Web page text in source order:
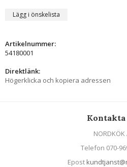
Lägg i önskelista
Artikelnummer:
54180001
Direktlänk:
Högerklicka och kopiera adressen
Kontakta
NORDKÖK
Telefon 070-
Epost